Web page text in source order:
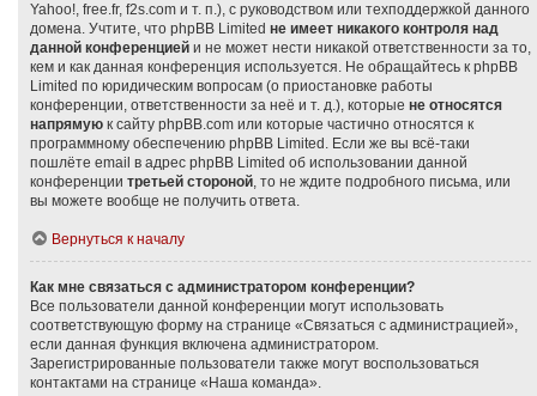
Yahoo!, free.fr, f2s.com и т. п.), с руководством или техподдержкой данного
домена. Учтите, что phpBB Limited не имеет никакого контроля над
данной конференцией и не может нести никакой ответственности за то,
кем и как данная конференция используется. Не обращайтесь к phpBB
Limited по юридическим вопросам (о приостановке работы
конференции, ответственности за неё и т. д.), которые не относятся
напрямую к сайту phpBB.com или которые частично относятся к
программному обеспечению phpBB Limited. Если же вы всё-таки
пошлёте email в адрес phpBB Limited об использовании данной
конференции третьей стороной, то не ждите подробного письма, или
вы можете вообще не получить ответа.
Вернуться к началу
Как мне связаться с администратором конференции?
Все пользователи данной конференции могут использовать
соответствующую форму на странице «Связаться с администрацией»,
если данная функция включена администратором.
Зарегистрированные пользователи также могут воспользоваться
контактами на странице «Наша команда».